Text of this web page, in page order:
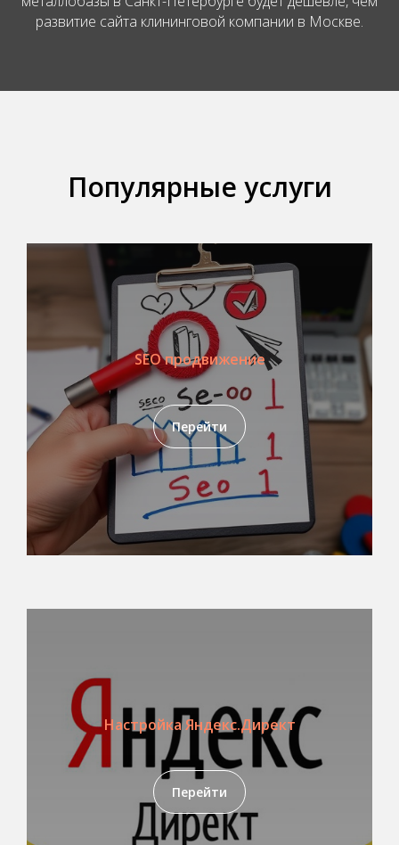
развитие сайта клининговой компании в Москве.
Популярные услуги
SEO продвижение
Перейти
Настройка Яндекс.Директ
Перейти